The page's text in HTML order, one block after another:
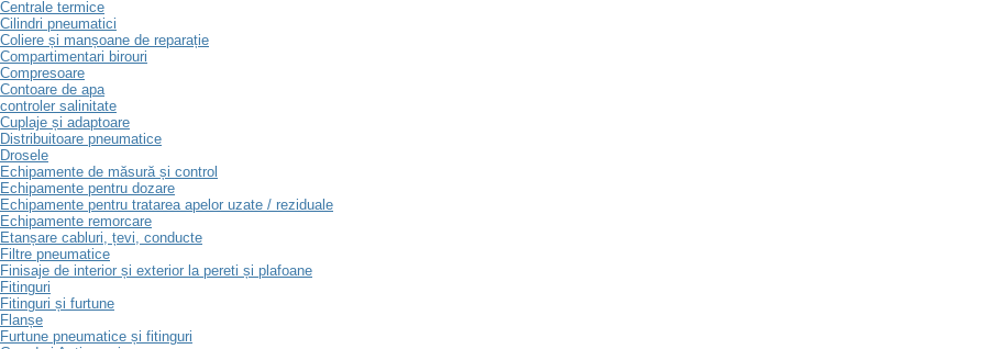
Centrale termice
Cilindri pneumatici
Coliere și manșoane de reparație
Compartimentari birouri
Compresoare
Contoare de apa
controler salinitate
Cuplaje și adaptoare
Distribuitoare pneumatice
Drosele
Echipamente de măsură și control
Echipamente pentru dozare
Echipamente pentru tratarea apelor uzate / reziduale
Echipamente remorcare
Etanșare cabluri, țevi, conducte
Filtre pneumatice
Finisaje de interior și exterior la pereti și plafoane
Fitinguri
Fitinguri și furtune
Flanșe
Furtune pneumatice și fitinguri